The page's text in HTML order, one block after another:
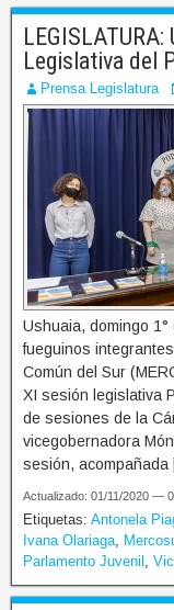
Legislativa del
Prensa Legislatura
Ushuaia, domingo
fueguinos
Común del Sur
XI sesión legislativa
de sesiones de la
vicegobernadora
sesión,
Actualizado: 01/11/2020 —
Etiquetas: Antonela
Ivana Olariaga
Parlamento Juvenil